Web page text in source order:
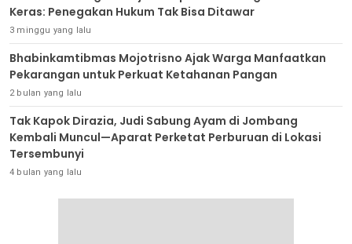
Keras: Penegakan Hukum Tak Bisa Ditawar
3 minggu yang lalu
Bhabinkamtibmas Mojotrisno Ajak Warga Manfaatkan
Pekarangan untuk Perkuat Ketahanan Pangan
2 bulan yang lalu
Tak Kapok Dirazia, Judi Sabung Ayam di Jombang
Kembali Muncul—Aparat Perketat Perburuan di Lokasi
Tersembunyi
4 bulan yang lalu